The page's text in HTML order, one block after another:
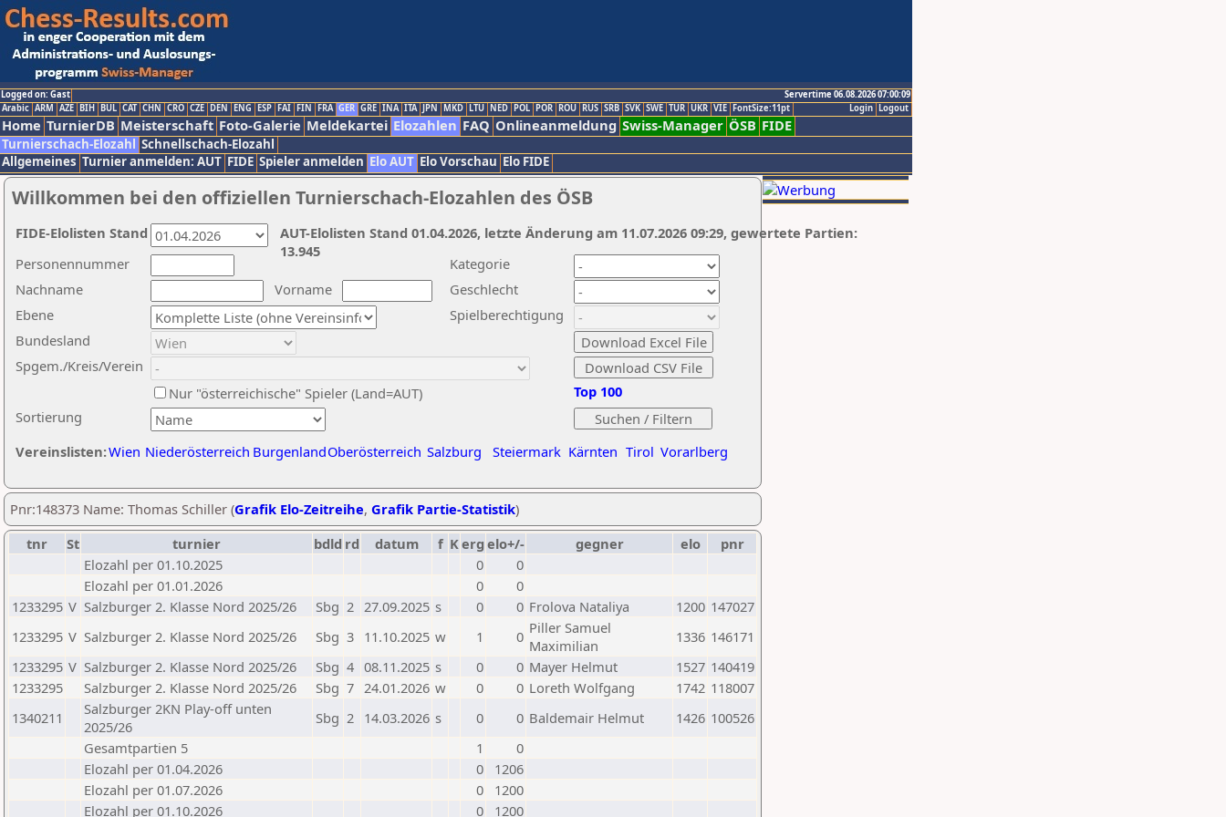
Logged on: Gast
Servertime 06.08.2026 07:00:09
Logout
Login
Arabic ARM AZE BIH BUL CAT CHN CRO CZE DEN ENG ESP FAI FIN FRA GER GRE INA ITA JPN MKD LTU NED POL POR ROU RUS SRB SVK SWE TUR UKR VIE FontSize:11pt
Home TurnierDB Meisterschaft Foto-Galerie Meldekartei Elozahlen FAQ Onlineanmeldung Swiss-Manager ÖSB FIDE
Turnierschach-Elozahl Schnellschach-Elozahl
Allgemeines Turnier anmelden: AUT FIDE Spieler anmelden Elo AUT Elo Vorschau Elo FIDE
Willkommen bei den offiziellen Turnierschach-Elozahlen des ÖSB
Nachname
Vorname
Ebene
Kategorie
Sortierung
Personennummer
Bundesland
Spgem./Kreis/Verein
Geschlecht
Nur "österreichische" Spieler (Land=AUT)
Spielberechtigung
Vereinslisten:Wien Niederösterreich BurgenlandOberösterreich Salzburg Steiermark Kärnten Tirol Vorarlberg
Top 100
AUT-Elolisten Stand 01.04.2026, letzte Änderung am 11.07.2026 09:29, gewertete Partien:
13.945
FIDE-Elolisten Stand
Pnr:148373 Name: Thomas Schiller (Grafik Elo-Zeitreihe, Grafik Partie-Statistik)
tnr
St turnier bdld rd datum f Kerg elo+/- gegner elo
pnr
Elozahl per 01.10.2025
0
0
Elozahl per 01.01.2026
0
0
1233295 V Salzburger 2. Klasse Nord 2025/26 Sbg 2 27.09.2025 s 0 0 Frolova Nataliya 1200 147027
1233295 V Salzburger 2. Klasse Nord 2025/26 Sbg 3 11.10.2025 w 1 0 Piller Samuel
Maximilian
1336 146171
1233295 V Salzburger 2. Klasse Nord 2025/26 Sbg 4 08.11.2025 s 0 0 Mayer Helmut 1527 140419
1233295
Salzburger 2. Klasse Nord 2025/26 Sbg 7 24.01.2026 w 0 0 Loreth Wolfgang 1742 118007
1340211
Salzburger 2KN Play-off unten
2025/26
Sbg 2 14.03.2026 s 0 0 Baldemair Helmut 1426 100526
Gesamtpartien 5
1
0
Elozahl per 01.04.2026
0
1206
Elozahl per 01.07.2026
0
1200
Elozahl per 01.10.2026
0 1200